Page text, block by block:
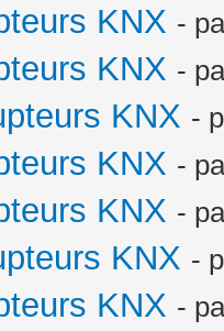
KNX -
KNX -
KNX -
KNX -
KNX -
KNX -
KNX -